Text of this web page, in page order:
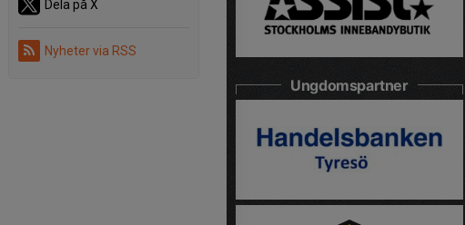
Dela på X
Nyheter via RSS
Ungdomspartner